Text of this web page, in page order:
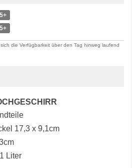
5+
5+
die Verfügbarkeit über den Tag hinweg laufend
17,3 x 9,1cm
Liter